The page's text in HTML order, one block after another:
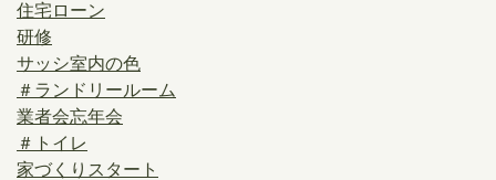
住宅ローン
研修
サッシ室内の色
＃ランドリールーム
業者会忘年会
＃トイレ
家づくりスタート